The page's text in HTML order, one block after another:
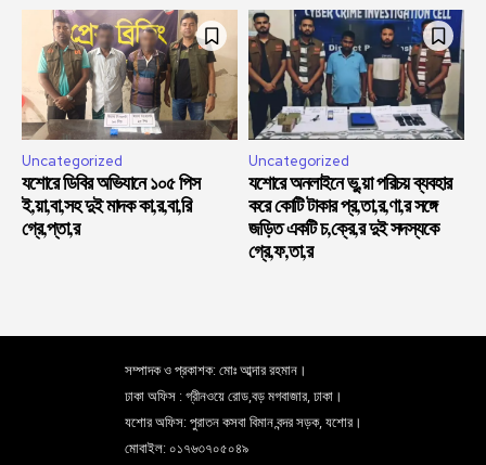
Uncategorized
যশোরে ডিবির অভিযানে ১০৫ পিস
ই,য়া,বা,সহ দুই মাদক কা,র,বা,রি
গ্রে,প্তা,র
Uncategorized
যশোরে অনলাইনে ভু,য়া পরিচয় ব্যবহার
করে কোটি টাকার প্র,তা,র,ণা,র সঙ্গে
জড়িত একটি চ,ক্রে,র দুই সদস্যকে
গ্রে,ফ,তা,র
সম্পাদক ও প্রকাশক: মোঃ আব্দার রহমান।
ঢাকা অফিস : গ্রীনওয়ে রোড,বড় মগবাজার, ঢাকা।
যশোর অফিস: পুরাতন কসবা বিমান বন্দর সড়ক, যশোর।
মোবাইল: ০১৭৬৩৭০৫০৪৯